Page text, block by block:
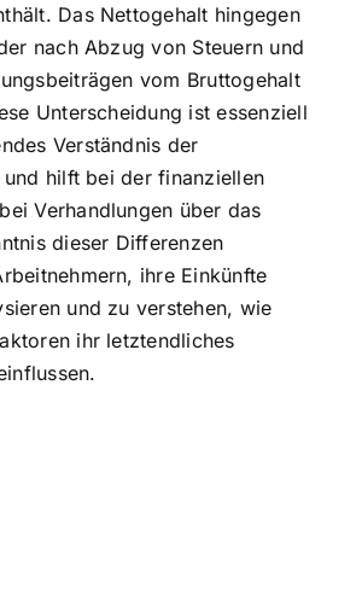
Das Nettogehalt hingegen
nach Abzug von Steuern und
vom Bruttogehalt
Unterscheidung ist essenziell
Verständnis der
und hilft bei der finanziellen
Verhandlungen über das
dieser Differenzen
ihre Einkünfte
und zu verstehen, wie
ihr letztendliches